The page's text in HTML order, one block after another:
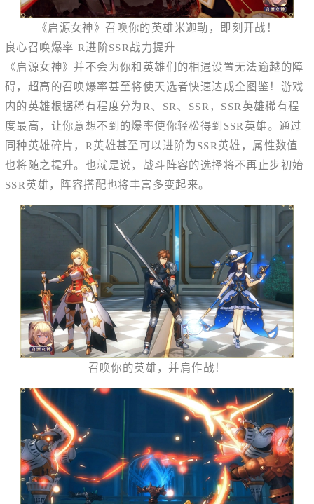
《启源女神》召唤你的英雄米迦勒，即刻开战！
良心召唤爆率 R进阶SSR战力提升
《启源女神》并不会为你和英雄们的相遇设置无法逾越的障
碍，超高的召唤爆率甚至将使天选者快速达成全图鉴！游戏
内的英雄根据稀有程度分为R、SR、SSR，SSR英雄稀有程
度最高，让你意想不到的爆率使你轻松得到SSR英雄。通过
同种英雄碎片，R英雄甚至可以进阶为SSR英雄，属性数值
也将随之提升。也就是说，战斗阵容的选择将不再止步初始
SSR英雄，阵容搭配也将丰富多变起来。
召唤你的英雄，并肩作战！